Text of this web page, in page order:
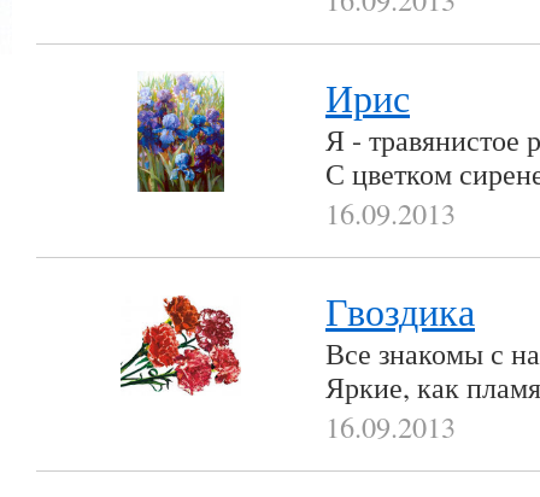
Ирис
Я - травянистое
С цветком
16.09.2013
Гвоздика
Все знакомы с
Яркие, как пламя
16.09.2013